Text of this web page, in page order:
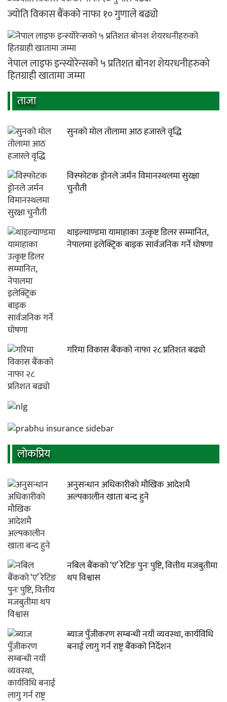
ज्योति विकास बैंकको नाफा १० गुणाले बढ्यो
नेपाल लाइफ इन्स्योरेन्सको ५ प्रतिशत बोनश शेयरधनीहरुको
हितग्राही खातामा जम्मा
ताजा
सुनको मोल तोलामा आठ हजारले वृद्धि
विस्फोटक ड्रोनले जर्मन विमानस्थलमा सुरक्षा
चुनौती
थाइल्याण्डमा यामाहाका उत्कृष्ट डिलर सम्मानित,
नेपालमा इलेक्ट्रिक बाइक सार्वजनिक गर्ने घोषणा
गरिमा विकास बैंकको नाफा २८ प्रतिशत बढ्यो
लाेकप्रिय
अनुसन्धान अधिकारीकाे माैखिक आदेशमै
अल्पकालीन खाता बन्द हुने
नबिल बैंकको ‘ए’ रेटिङ पुनः पुष्टि, वित्तीय मजबुतीमा
थप विश्वास
ब्याज पुँजीकरण सम्बन्धी नयाँ व्यवस्था, कार्यविधि
बनाई लागु गर्न राष्ट्र बैंकको निर्देशन